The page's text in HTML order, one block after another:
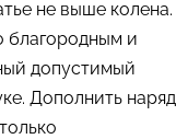
не выше колена.
благородным и
допустимый
Дополнить наряд